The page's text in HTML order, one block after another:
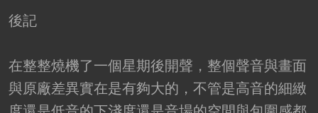
後記
在整整燒機了一個星期後開聲，整個聲音與畫面
與原廠差異實在是有夠大的，不管是高音的細緻